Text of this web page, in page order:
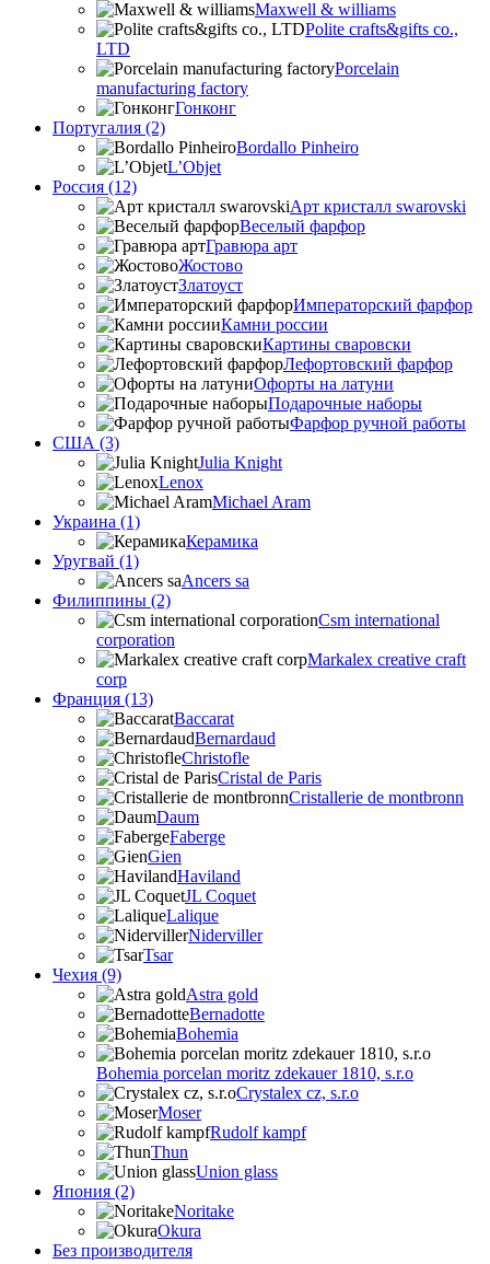
Maxwell & williams
Polite crafts&gifts co.,
LTD
Porcelain
manufacturing factory
Гонконг
Португалия (2)
Bordallo Pinheiro
L’Objet
Россия (12)
Арт кристалл swarovski
Веселый фарфор
Гравюра арт
Жостово
Златоуст
Императорский фарфор
Камни россии
Картины сваровски
Лефортовский фарфор
Офорты на латуни
Подарочные наборы
Фарфор ручной работы
США (3)
Julia Knight
Lenox
Michael Aram
Украина (1)
Керамика
Уругвай (1)
Ancers sa
Филиппины (2)
Csm international
corporation
Markalex creative craft
corp
Франция (13)
Baccarat
Bernardaud
Christofle
Cristal de Paris
Cristallerie de montbronn
Daum
Faberge
Gien
Haviland
JL Coquet
Lalique
Niderviller
Tsar
Чехия (9)
Astra gold
Bernadotte
Bohemia
Bohemia porcelan moritz zdekauer 1810, s.r.o
Crystalex cz, s.r.o
Moser
Rudolf kampf
Thun
Union glass
Япония (2)
Noritake
Okura
Без производителя